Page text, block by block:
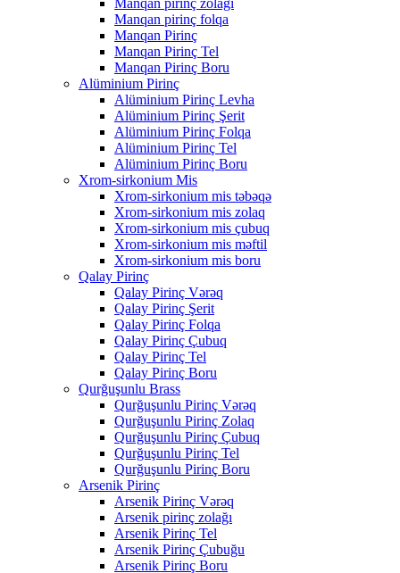
Manqan pirinç folqa
Manqan Pirinç
Manqan Pirinç Tel
Manqan Pirinç Boru
Alüminium Pirinç
Alüminium Pirinç Levha
Alüminium Pirinç Şerit
Alüminium Pirinç Folqa
Alüminium Pirinç Tel
Alüminium Pirinç Boru
Xrom-sirkonium Mis
Xrom-sirkonium mis təbəqə
Xrom-sirkonium mis zolaq
Xrom-sirkonium mis çubuq
Xrom-sirkonium mis məftil
Xrom-sirkonium mis boru
Qalay Pirinç
Qalay Pirinç Vərəq
Qalay Pirinç Şerit
Qalay Pirinç Folqa
Qalay Pirinç Çubuq
Qalay Pirinç Tel
Qalay Pirinç Boru
Qurğuşunlu Brass
Qurğuşunlu Pirinç Vərəq
Qurğuşunlu Pirinç Zolaq
Qurğuşunlu Pirinç Çubuq
Qurğuşunlu Pirinç Tel
Qurğuşunlu Pirinç Boru
Arsenik Pirinç
Arsenik Pirinç Vərəq
Arsenik pirinç zolağı
Arsenik Pirinç Tel
Arsenik Pirinç Çubuğu
Arsenik Pirinç Boru